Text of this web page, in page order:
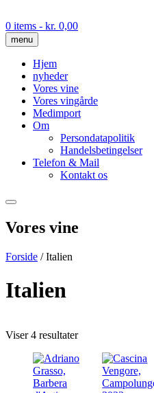
to
content
0 items - kr. 0,00
menu
Hjem
nyheder
Vores vine
Vores vingårde
Medimport
Om
Persondatapolitik
Handelsbetingelser
Telefon & Mail
Kontakt os
Vores vine
Forside / Italien
Italien
Viser 4 resultater